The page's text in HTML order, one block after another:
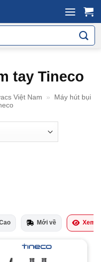
tay Tineco
Việt Nam »
Máy hút bụi
Mới về Xem